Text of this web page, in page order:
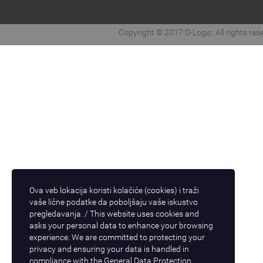
Copyright © 2017 D-Logic. All rights
Ova veb lokacija koristi kolačiće (cookies) i traži
vaše lične podatke da poboljšaju vaše iskustvo
pregledavanja. / This website uses cookies and
asks your personal data to enhance your browsing
experience. We are committed to protecting your
privacy and ensuring your data is handled in
compliance with the General Data Protection